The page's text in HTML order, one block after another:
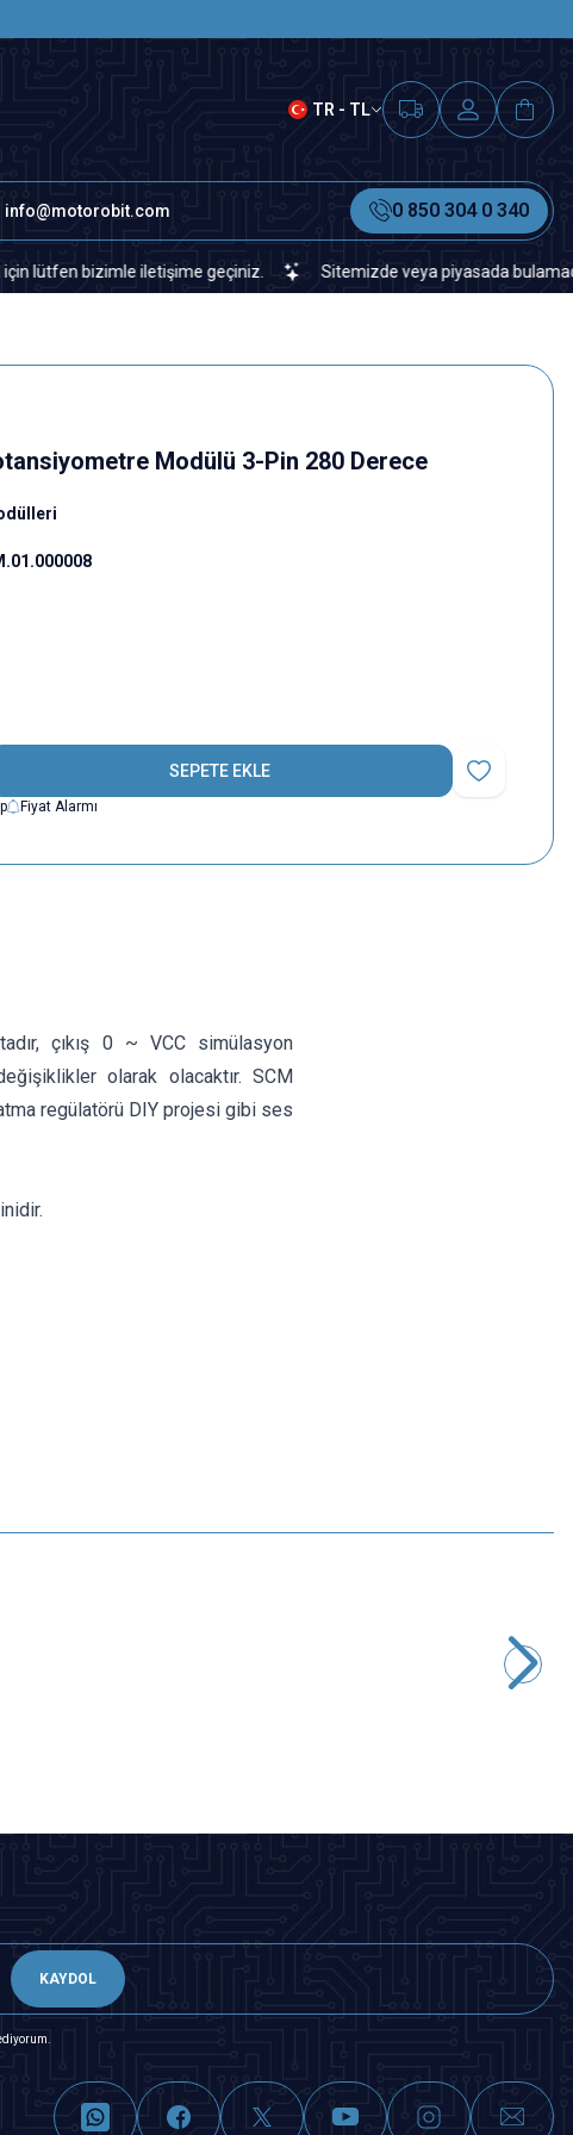
TR - TL
info@motorobit.com 0 850 304 0 340
bizimle iletişime geçiniz. Sitemizde veya piyasada
Modülü 3-Pin 280 Derece
SEPETE EKLE
Favoriye Ekle
Fiyat Alarmı
çıkış 0 ~ VCC simülasyon
olarak olacaktır. SCM
regülatörü DIY projesi gibi ses
KAYDOL